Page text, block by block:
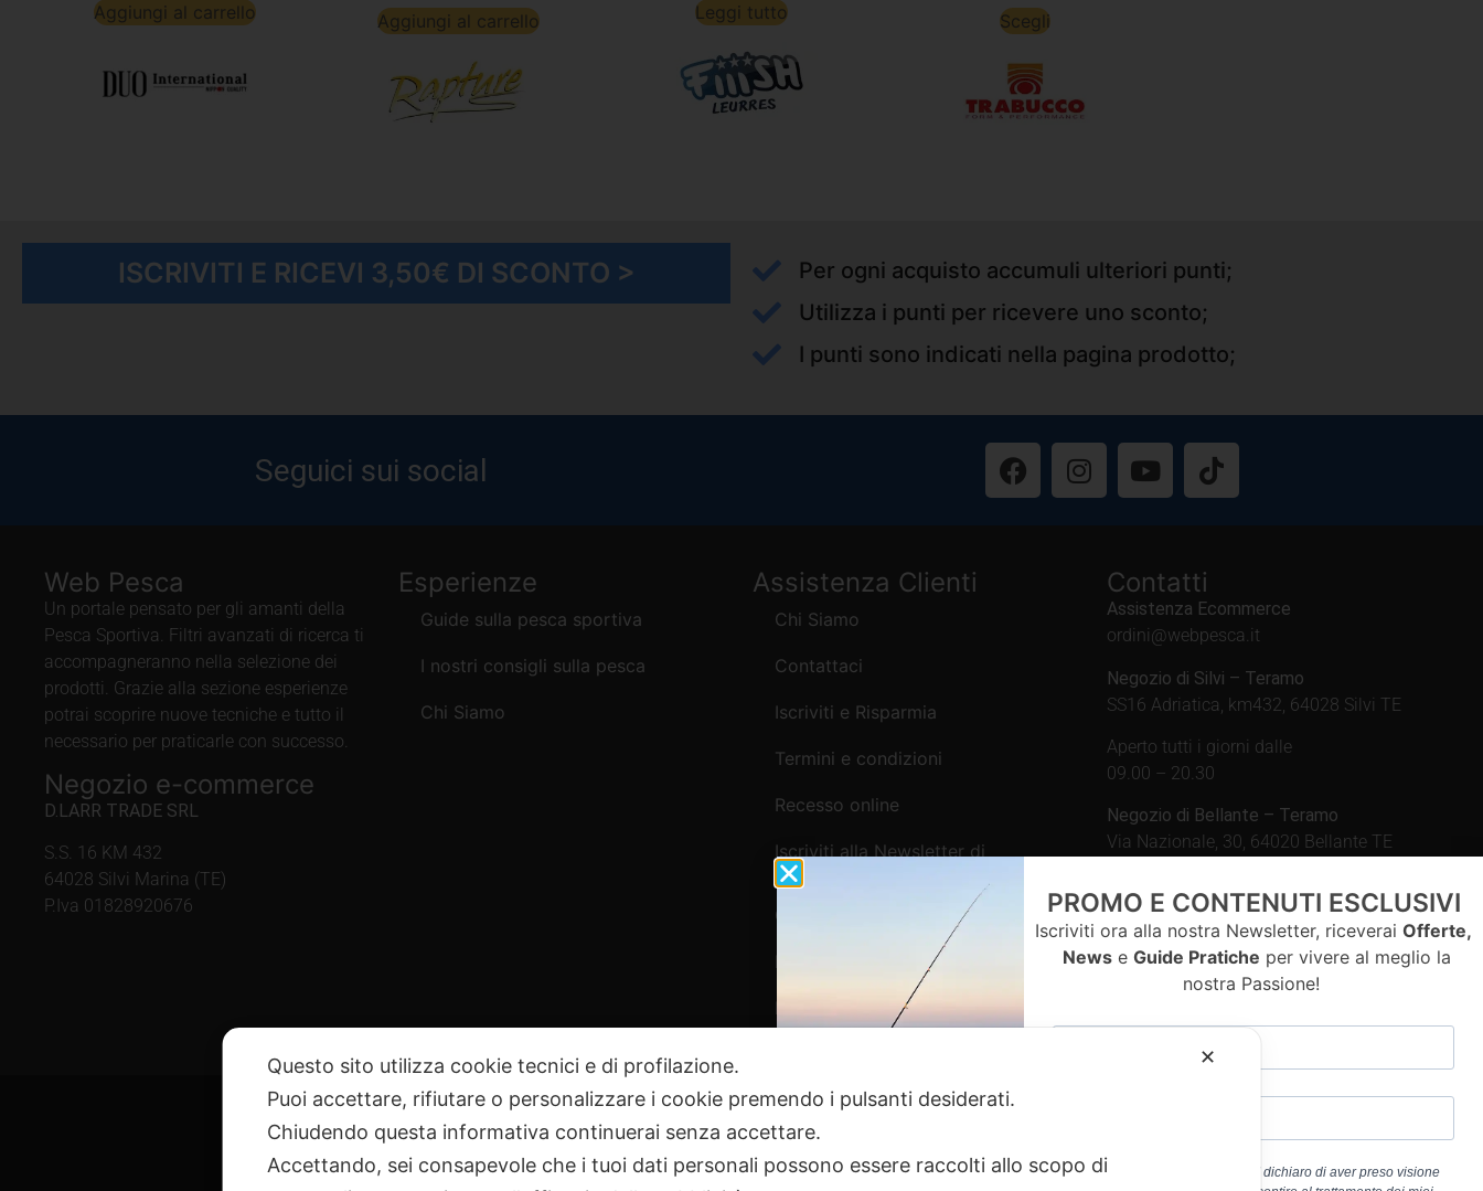
Aggiungi al carrello Aggiungi al carrello Leggi tutto Scegli
ISCRIVITI E RICEVI 3,50€ DI SCONTO >
Per ogni acquisto accumuli ulteriori punti;
Utilizza i punti per ricevere uno sconto;
I punti sono indicati nella pagina prodotto;
Seguici sui social
Web Pesca
Un portale pensato per gli amanti della
Pesca Sportiva. Filtri avanzati di ricerca ti
accompagneranno nella selezione dei
prodotti. Grazie alla sezione esperienze
potrai scoprire nuove tecniche e tutto il
necessario per praticarle con successo.
Negozio e-commerce
D.LARR TRADE SRL
S.S. 16 KM 432
64028 Silvi Marina (TE)
P.Iva 01828920676
Esperienze
Guide sulla pesca sportiva
I nostri consigli sulla pesca
Chi Siamo
Assistenza Clienti
Chi Siamo
Contattaci
Iscriviti e Risparmia
Termini e condizioni
Recesso online
Iscriviti alla Newsletter di
Webpesca
Cookie Policy e Consensi
Informativa e-commerce
Informativa newsletter e contatti
Contatti
Assistenza Ecommerce
ordini@webpesca.it
Negozio di Silvi – Teramo
SS16 Adriatica, km432, 64028 Silvi TE
Aperto tutti i giorni dalle
09.00 – 20.30
Negozio di Bellante – Teramo
Via Nazionale, 30, 64020 Bellante TE
09.00 – 13.00 / 15.30 – 19.30
Pagamenti Sicuri
✕
Questo sito utilizza cookie tecnici e di profilazione.
Puoi accettare, rifiutare o personalizzare i cookie premendo i pulsanti desiderati.
Chiudendo questa informativa continuerai senza accettare.
Accettando, sei consapevole che i tuoi dati personali possono essere raccolti allo scopo di
PROMO E CONTENUTI ESCLUSIVI
Iscriviti ora alla nostra Newsletter, riceverai Offerte,
Newse Guide Pratiche per vivere al meglio la
nostra Passione!
Cliccando sul pulsante “ISCRIVITI” dichiaro di aver preso visione